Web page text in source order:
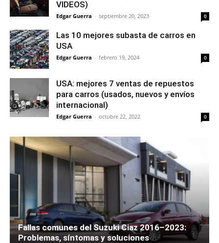
VIDEOS)
Edgar Guerra - septiembre 20, 2023 0
Las 10 mejores subasta de carros en
USA
Edgar Guerra - febrero 19, 2024 0
USA: mejores 7 ventas de repuestos
para carros (usados, nuevos y envíos
internacional)
Edgar Guerra - octubre 22, 2022 0
Fallas comunes del Suzuki Ciaz 2016–2023:
Problemas, síntomas y soluciones